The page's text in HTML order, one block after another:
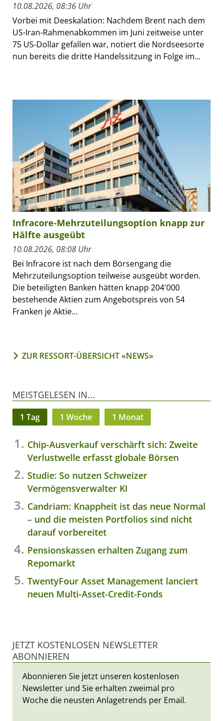
10.08.2026, 08:36 Uhr
Vorbei mit Deeskalation: Nachdem Brent nach dem
US-Iran-Rahmenabkommen im Juni zeitweise unter
75 US-Dollar gefallen war, notiert die Nordseesorte
nun bereits die dritte Handelssitzung in Folge im...
Infracore-Mehrzuteilungsoption knapp zur
Hälfte ausgeübt
10.08.2026, 08:08 Uhr
Bei Infracore ist nach dem Börsengang die
Mehrzuteilungsoption teilweise ausgeübt worden.
Die beteiligten Banken hätten knapp 204'000
bestehende Aktien zum Angebotspreis von 54
Franken je Aktie...
ZUR RESSORT-ÜBERSICHT «NEWS»
MEISTGELESEN IN...
1 Tag 1 Woche 1 Monat
Chip-Ausverkauf verschärft sich: Zweite
Verlustwelle erfasst globale Börsen
Studie: So nutzen Schweizer
Vermögensverwalter KI
Candriam: Knappheit ist das neue Normal
– und die meisten Portfolios sind nicht
darauf vorbereitet
Pensionskassen erhalten Zugang zum
Repomarkt
TwentyFour Asset Management lanciert
neuen Multi-Asset-Credit-Fonds
JETZT KOSTENLOSEN NEWSLETTER
ABONNIEREN
Abonnieren Sie jetzt unseren kostenlosen
Newsletter und Sie erhalten zweimal pro
Woche die neusten Anlagetrends per Email.